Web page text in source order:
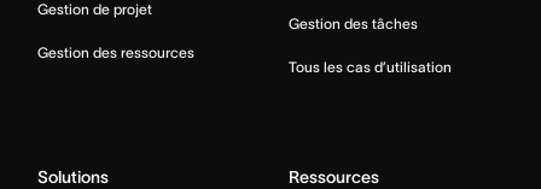
Gestion de projet
Gestion des ressources
Gestion des tâches
Tous les cas d’utilisation
Solutions Ressources